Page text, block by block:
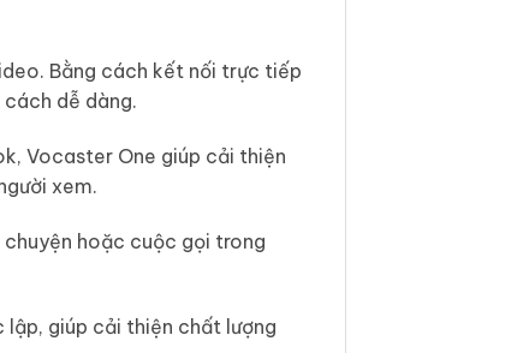
Bằng cách kết nối trực tiếp
dễ dàng.
Vocaster One giúp cải thiện
xem.
hoặc cuộc gọi trong
giúp cải thiện chất lượng